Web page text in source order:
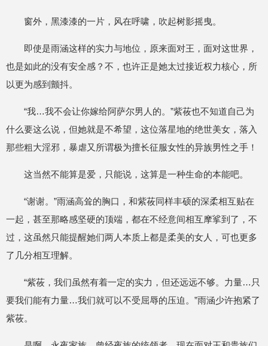
窗外，黑漆漆的一片，风在呼啸，吹起树影摇曳。
即使是雨涵这样的实力与地位，原来面对王，面对这世界，
也是如此的没有安全感？不，也许正是她太过接近权力核心，所
以更为感到颤抖。
“我…我不会让你嫁给阿萨尔男人的。”紫莜也不知道自己为
什么要这么说，但她就是不希望，这位落星地的绝世美女，落入
那些粗大淫邪，暴虐又所谓极为擅长征服女性的异族男性之手！
这当然不能算是爱，只能说，这算是一种生命的本能吧。
“谢谢。”雨涵高耸的胸口，和紫莜同样丰硕的深柔相互贴在
一起，甚至那略感坚硬的顶端，都在不经意间相互摩挲到了，不
过，这虽然只能提醒她们两人本质上都是柔美的女人，可也更多
了几分相互理解。
“紫莜，我们虽然有着一定的实力，但还远远不够。力量…只
要我们能有力量…我们就可以不受屈辱的压迫。”雨涵少许抱紧了
紫莜。